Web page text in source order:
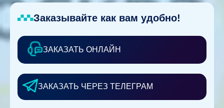
Заказывайте как вам удобно!
ЗАКАЗАТЬ ОНЛАЙН
ЗАКАЗАТЬ ЧЕРЕЗ ТЕЛЕГРАМ